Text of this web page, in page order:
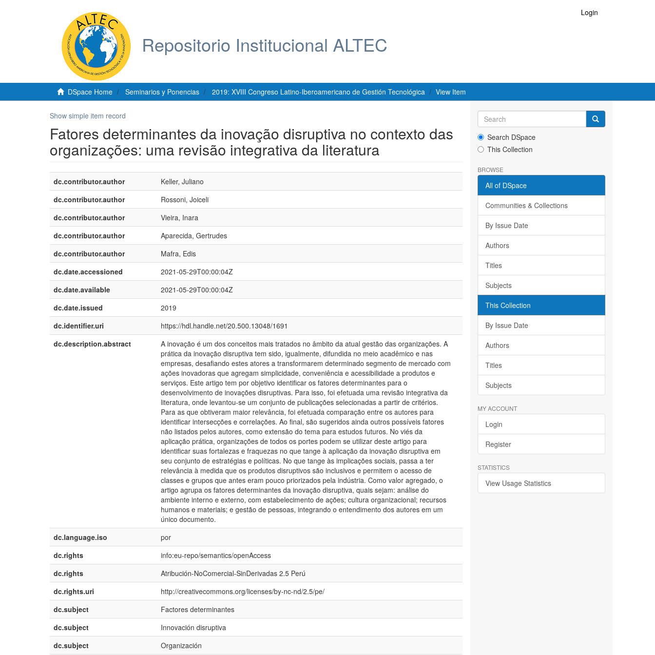
Repositorio Institucional ALTEC
Login
DSpace Home Seminarios y Ponencias 2019: XVIII Congreso Latino-Iberoamericano de Gestión Tecnológica View Item
Show simple item record
Fatores determinantes da inovação disruptiva no contexto das
organizações: uma revisão integrativa da literatura
dc.contributor.author
Keller, Juliano
dc.contributor.author
Rossoni, Joiceli
dc.contributor.author
Vieira, Inara
dc.contributor.author
Aparecida, Gertrudes
dc.contributor.author
Mafra, Edis
dc.date.accessioned
2021-05-29T00:00:04Z
dc.date.available
2021-05-29T00:00:04Z
dc.date.issued
2019
dc.identifier.uri
https://hdl.handle.net/20.500.13048/1691
dc.description.abstract
A inovação é um dos conceitos mais tratados no âmbito da atual gestão das organizações. A
prática da inovação disruptiva tem sido, igualmente, difundida no meio acadêmico e nas
empresas, desafiando estes atores a transformarem determinado segmento de mercado com
ações inovadoras que agregam simplicidade, conveniência e acessibilidade a produtos e
serviços. Este artigo tem por objetivo identificar os fatores determinantes para o
desenvolvimento de inovações disruptivas. Para isso, foi efetuada uma revisão integrativa da
literatura, onde levantou-se um conjunto de publicações selecionadas a partir de critérios.
Para as que obtiveram maior relevância, foi efetuada comparação entre os autores para
identificar intersecções e correlações. Ao final, são sugeridos ainda outros possíveis fatores
não listados pelos autores, como extensão do tema para estudos futuros. No viés da
aplicação prática, organizações de todos os portes podem se utilizar deste artigo para
identificar suas fortalezas e fraquezas no que tange à aplicação da inovação disruptiva em
seu conjunto de estratégias e políticas. No que tange às implicações sociais, passa a ter
relevância à medida que os produtos disruptivos são inclusivos e permitem o acesso de
classes e grupos que antes eram pouco priorizados pela indústria. Como valor agregado, o
artigo agrupa os fatores determinantes da inovação disruptiva, quais sejam: análise do
ambiente interno e externo, com estabelecimento de ações; cultura organizacional; recursos
humanos e materiais; e gestão de pessoas, integrando o entendimento dos autores em um
único documento.
dc.language.iso
por
dc.rights
info:eu-repo/semantics/openAccess
dc.rights
Atribución-NoComercial-SinDerivadas 2.5 Perú
dc.rights.uri
http://creativecommons.org/licenses/by-nc-nd/2.5/pe/
dc.subject
Factores determinantes
dc.subject
Innovación disruptiva
dc.subject
Organización
Search DSpace
This Collection
BROWSE
All of DSpace
Communities & Collections
By Issue Date
Authors
Titles
Subjects
This Collection
By Issue Date
Authors
Titles
Subjects
MY ACCOUNT
Login
Register
STATISTICS
View Usage Statistics